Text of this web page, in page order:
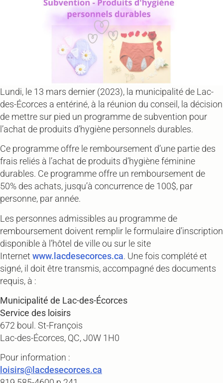
Lundi, le 13 mars dernier (2023), la municipalité de Lac-
des-Écorces a entériné, à la réunion du conseil, la décision
de mettre sur pied un programme de subvention pour
l’achat de produits d’hygiène personnels durables.
Ce programme offre le remboursement d’une partie des
frais reliés à l’achat de produits d’hygiène féminine
durables. Ce programme offre un remboursement de
50% des achats, jusqu’à concurrence de 100$, par
personne, par année.
Les personnes admissibles au programme de
remboursement doivent remplir le formulaire d’inscription
disponible à l’hôtel de ville ou sur le site
Internet www.lacdesecorces.ca. Une fois complété et
signé, il doit être transmis, accompagné des documents
requis, à :
Municipalité de Lac-des-Écorces
Service des loisirs
672 boul. St-François
Lac-des-Écorces, QC, J0W 1H0
Pour information :
loisirs@lacdesecorces.ca